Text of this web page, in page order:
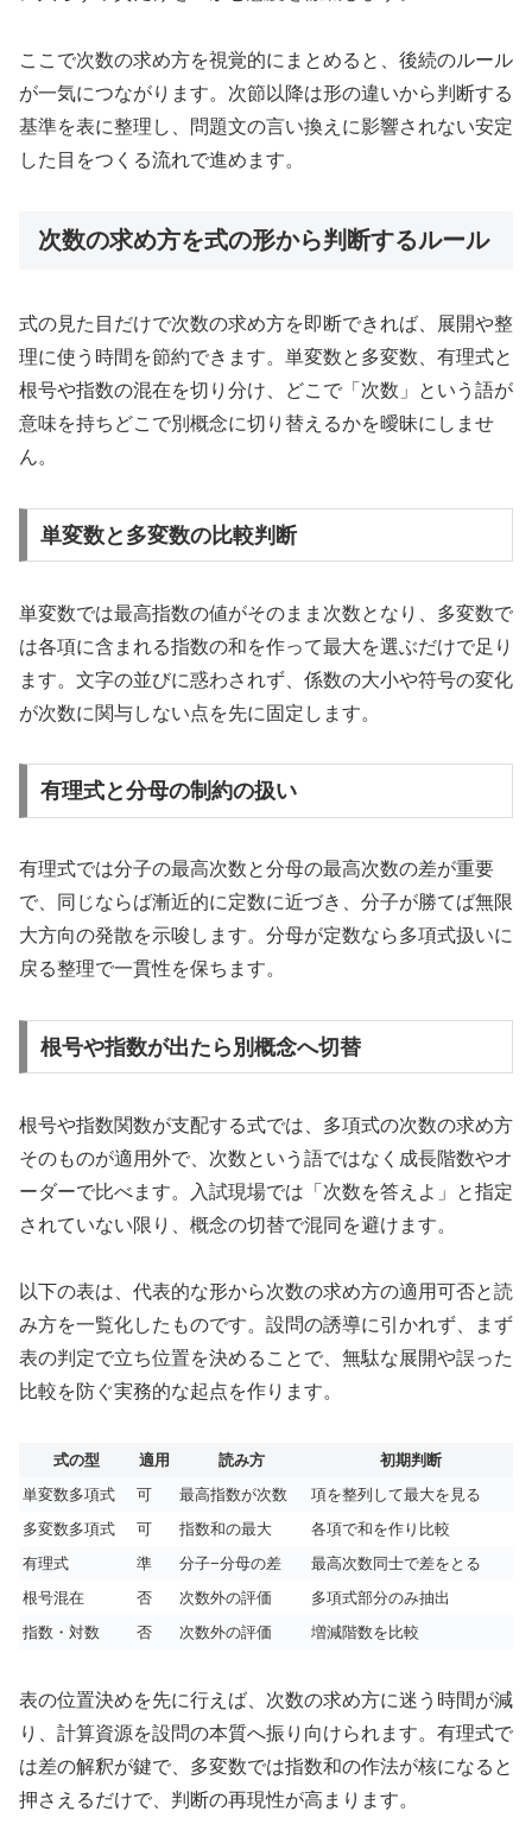
ここで次数の求め方を視覚的にまとめると、後続のルール
が一気につながります。次節以降は形の違いから判断する
基準を表に整理し、問題文の言い換えに影響されない安定
した目をつくる流れで進めます。
次数の求め方を式の形から判断するルール
式の見た目だけで次数の求め方を即断できれば、展開や整
理に使う時間を節約できます。単変数と多変数、有理式と
根号や指数の混在を切り分け、どこで「次数」という語が
意味を持ちどこで別概念に切り替えるかを曖昧にしませ
ん。
単変数と多変数の比較判断
単変数では最高指数の値がそのまま次数となり、多変数で
は各項に含まれる指数の和を作って最大を選ぶだけで足り
ます。文字の並びに惑わされず、係数の大小や符号の変化
が次数に関与しない点を先に固定します。
有理式と分母の制約の扱い
有理式では分子の最高次数と分母の最高次数の差が重要
で、同じならば漸近的に定数に近づき、分子が勝てば無限
大方向の発散を示唆します。分母が定数なら多項式扱いに
戻る整理で一貫性を保ちます。
根号や指数が出たら別概念へ切替
根号や指数関数が支配する式では、多項式の次数の求め方
そのものが適用外で、次数という語ではなく成長階数やオ
ーダーで比べます。入試現場では「次数を答えよ」と指定
されていない限り、概念の切替で混同を避けます。
以下の表は、代表的な形から次数の求め方の適用可否と読
み方を一覧化したものです。設問の誘導に引かれず、まず
表の判定で立ち位置を決めることで、無駄な展開や誤った
比較を防ぐ実務的な起点を作ります。
式の型 適用 読み方
初期判断
単変数多項式
可 最高指数が次数
項を整列して最大を見る
多変数多項式
可 指数和の最大
各項で和を作り比較
有理式
準 分子−分母の差
最高次数同士で差をとる
根号混在
否 次数外の評価
多項式部分のみ抽出
指数・対数
否 次数外の評価 増減階数を比較
表の位置決めを先に行えば、次数の求め方に迷う時間が減
り、計算資源を設問の本質へ振り向けられます。有理式で
は差の解釈が鍵で、多変数では指数和の作法が核になると
押さえるだけで、判断の再現性が高まります。